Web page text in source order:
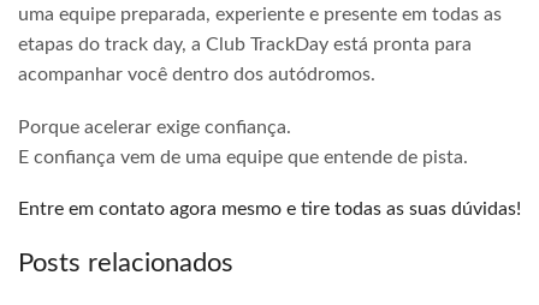
uma equipe preparada, experiente e presente em todas as
etapas do track day, a Club TrackDay está pronta para
acompanhar você dentro dos autódromos.
Porque acelerar exige confiança.
E confiança vem de uma equipe que entende de pista.
Entre em contato agora mesmo e tire todas as suas dúvidas!
Posts relacionados